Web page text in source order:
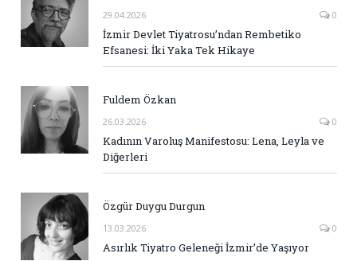
29.04.2026 0
İzmir Devlet Tiyatrosu’ndan Rembetiko
Efsanesi: İki Yaka Tek Hikaye
Fuldem Özkan
26.03.2026 0
Kadının Varoluş Manifestosu: Lena, Leyla ve
Diğerleri
Özgür Duygu Durgun
13.03.2026 0
Asırlık Tiyatro Geleneği İzmir’de Yaşıyor